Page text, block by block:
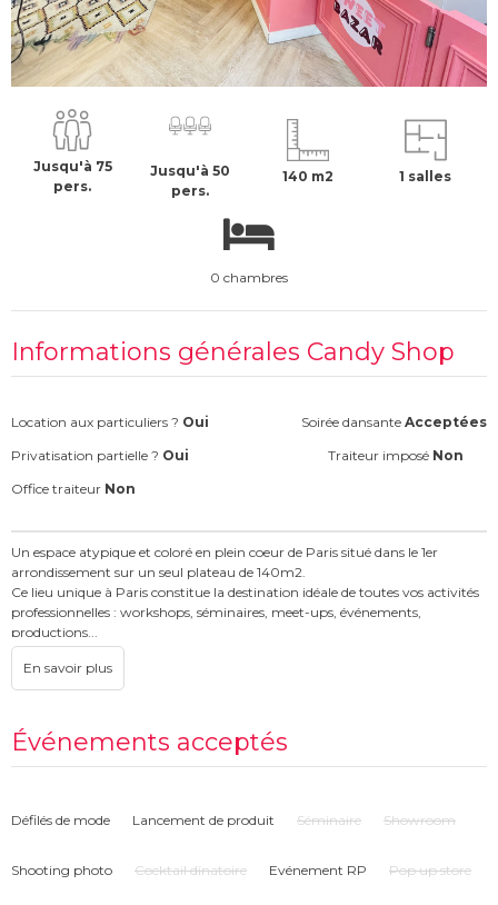
75001-Paris À partir de :
2000 €H.T
Jusqu'à 75
pers.
Jusqu'à 50
pers.
140 m2 1 salles
0 chambres
Informations générales Candy Shop
Location aux particuliers ? Oui Soirée dansante Acceptées
Privatisation partielle ? Oui Traiteur imposé Non
Office traiteur Non
Un espace atypique et coloré en plein coeur de Paris situé dans le 1er
arrondissement sur un seul plateau de 140m2.
Ce lieu unique à Paris constitue la destination idéale de toutes vos activités
professionnelles : workshops, séminaires, meet-ups, événements,
productions...
Possibilité de personnaliser le lieu
Événements acceptés
Défilés de mode Lancement de produit Séminaire Showroom
Shooting photo Cocktail dînatoire Evénement RP Pop up store